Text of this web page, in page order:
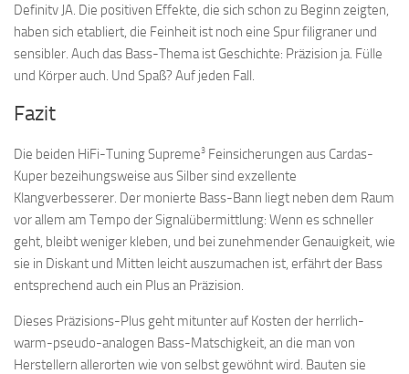
Definitv JA. Die positiven Effekte, die sich schon zu Beginn zeigten,
haben sich etabliert, die Feinheit ist noch eine Spur filigraner und
sensibler. Auch das Bass-Thema ist Geschichte: Präzision ja. Fülle
und Körper auch. Und Spaß? Auf jeden Fall.
Fazit
Die beiden HiFi-Tuning Supreme3 Feinsicherungen aus Cardas-
Kuper bezeihungsweise aus Silber sind exzellente
Klangverbesserer. Der monierte Bass-Bann liegt neben dem Raum
vor allem am Tempo der Signalübermittlung: Wenn es schneller
geht, bleibt weniger kleben, und bei zunehmender Genauigkeit, wie
sie in Diskant und Mitten leicht auszumachen ist, erfährt der Bass
entsprechend auch ein Plus an Präzision.
Dieses Präzisions-Plus geht mitunter auf Kosten der herrlich-
warm-pseudo-analogen Bass-Matschigkeit, an die man von
Herstellern allerorten wie von selbst gewöhnt wird. Bauten sie